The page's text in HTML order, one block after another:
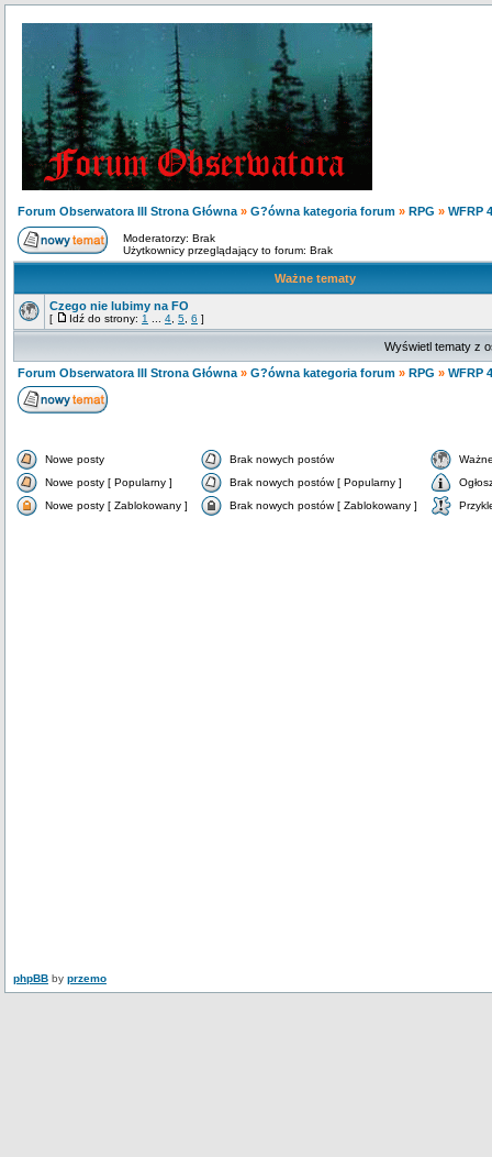
Forum Obserwatora III Strona Główna » G?ówna kategoria forum » RPG » WFRP
Moderatorzy: Brak
Użytkownicy przeglądający to forum: Brak
Ważne tematy
Czego nie lubimy na FO
[ Idź do strony: 1 4 5 6 ]
Wyświetl tematy z
Forum Obserwatora III Strona Główna » G?ówna kategoria forum » RPG » WFRP
Nowe posty Brak nowych postów
Nowe posty [ Popularny ]
Brak nowych postów [ Popularny ]
Nowe posty [ Zablokowany ]
Brak nowych postów [ Zablokowany ]
phpBB by przemo